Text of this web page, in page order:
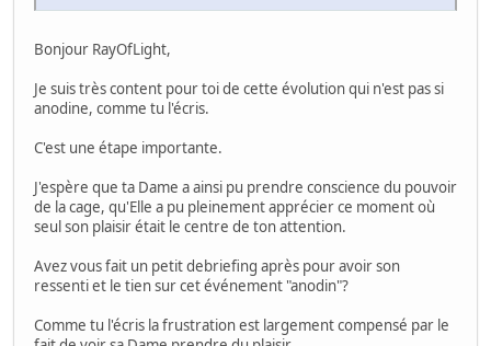
Bonjour RayOfLight,
Je suis très content pour toi de cette évolution qui n'est pas si
anodine, comme tu l'écris.
C'est une étape importante.
J'espère que ta Dame a ainsi pu prendre conscience du pouvoir
de la cage, qu'Elle a pu pleinement apprécier ce moment où
seul son plaisir était le centre de ton attention.
Avez vous fait un petit debriefing après pour avoir son
ressenti et le tien sur cet événement "anodin"?
Comme tu l'écris la frustration est largement compensé par le